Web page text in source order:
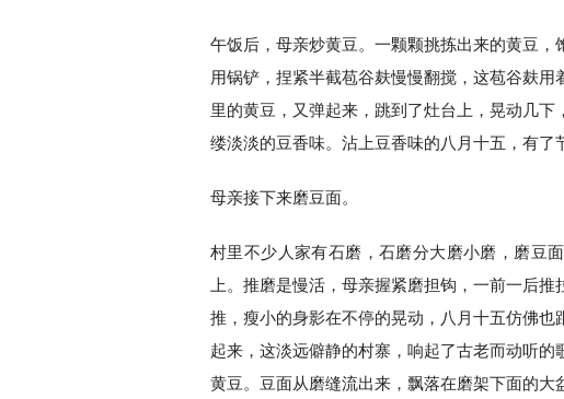
午饭后，母亲炒黄豆。一颗颗挑拣出来的黄豆
用锅铲，捏紧半截苞谷麸慢慢翻搅，这苞谷麸
里的黄豆，又弹起来，跳到了灶台上，晃动几
缕淡淡的豆香味。沾上豆香味的八月十五，有了
母亲接下来磨豆面。
村里不少人家有石磨，石磨分大磨小磨，磨豆
上。推磨是慢活，母亲握紧磨担钩，一前一后
推，瘦小的身影在不停的晃动，八月十五仿佛
起来，这淡远僻静的村寨，响起了古老而动听
黄豆。豆面从磨缝流出来，飘落在磨架下面的大